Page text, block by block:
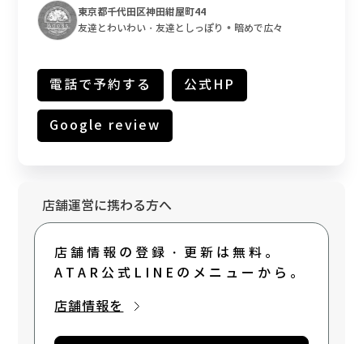
東京都千代田区神田紺屋町44
友達とわいわい・友達としっぽり • 暗めで広々
電話で予約する 公式HP
Google review
店舗運営に携わる方へ
店舗情報の登録・更新は無料。
ATAR公式LINEのメニューから。
店舗情報を